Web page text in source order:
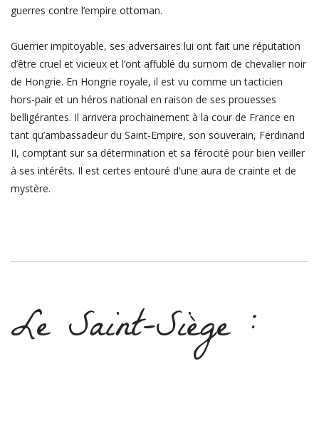
guerres contre l’empire ottoman.
Guerrier impitoyable, ses adversaires lui ont fait une réputation
d’être cruel et vicieux et l’ont affublé du surnom de chevalier noir
de Hongrie. En Hongrie royale, il est vu comme un tacticien
hors-pair et un héros national en raison de ses prouesses
belligérantes. Il arrivera prochainement à la cour de France en
tant qu’ambassadeur du Saint-Empire, son souverain, Ferdinand
II, comptant sur sa détermination et sa férocité pour bien veiller
à ses intérêts. Il est certes entouré d'une aura de crainte et de
mystère.
Le Saint-Siège :